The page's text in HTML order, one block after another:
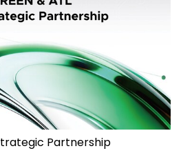
Partnership